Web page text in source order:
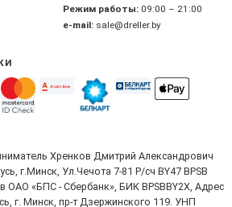
Режим работы: 09:00 – 21:00
e-mail: sale@dreller.by
Хренков Дмитрий Александрович
г.Минск, Ул.Чечота 7-81 Р/сч BY47 BPSB
ОАО «БПС - Сбербанк», БИК BPSBBY2X, Адрес
г. Минск, пр-т Дзержинского 119. УНП